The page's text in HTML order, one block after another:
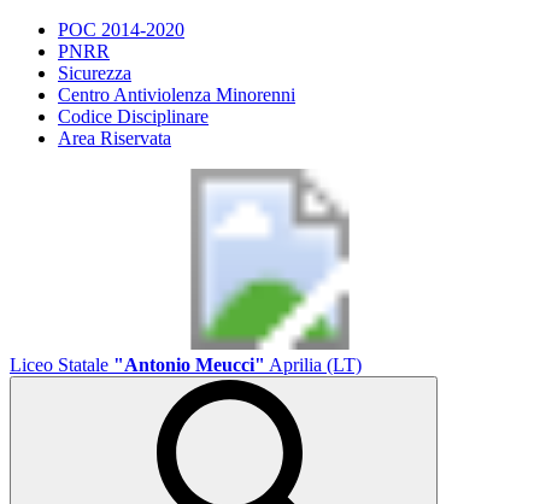
POC 2014-2020
PNRR
Sicurezza
Centro Antiviolenza Minorenni
Codice Disciplinare
Area Riservata
Liceo Statale "Antonio Meucci" Aprilia (LT)